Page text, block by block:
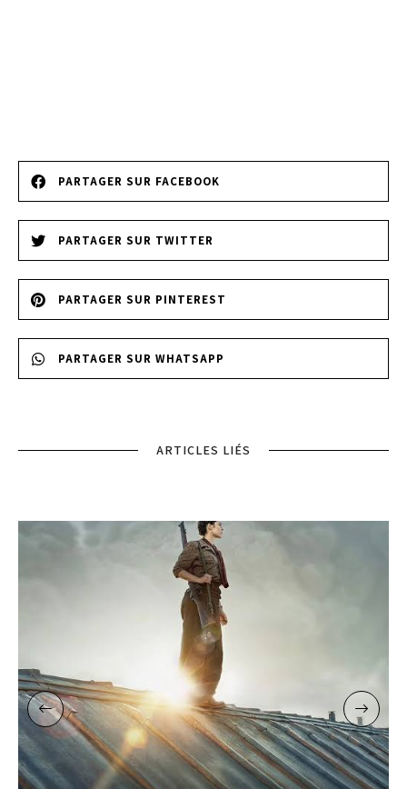
PARTAGER SUR FACEBOOK
PARTAGER SUR TWITTER
PARTAGER SUR PINTEREST
PARTAGER SUR WHATSAPP
ARTICLES LIÉS